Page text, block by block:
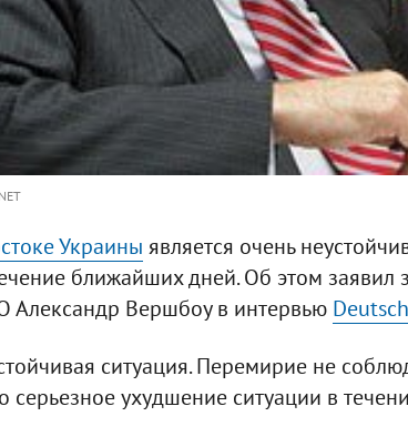
Украины является очень
ближайших дней. Об этом заявил
Александр Вершбоу в интервью
ситуация. Перемирие не
серьезное ухудшение ситуации в